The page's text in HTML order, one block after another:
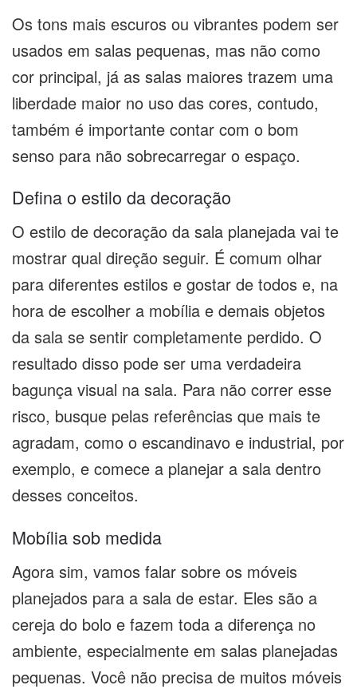
Os tons mais escuros ou vibrantes podem ser
usados em salas pequenas, mas não como
cor principal, já as salas maiores trazem uma
liberdade maior no uso das cores, contudo,
também é importante contar com o bom
senso para não sobrecarregar o espaço.
Defina o estilo da decoração
O estilo de decoração da sala planejada vai te
mostrar qual direção seguir. É comum olhar
para diferentes estilos e gostar de todos e, na
hora de escolher a mobília e demais objetos
da sala se sentir completamente perdido. O
resultado disso pode ser uma verdadeira
bagunça visual na sala. Para não correr esse
risco, busque pelas referências que mais te
agradam, como o escandinavo e industrial, por
exemplo, e comece a planejar a sala dentro
desses conceitos.
Mobília sob medida
Agora sim, vamos falar sobre os móveis
planejados para a sala de estar. Eles são a
cereja do bolo e fazem toda a diferença no
ambiente, especialmente em salas planejadas
pequenas. Você não precisa de muitos móveis